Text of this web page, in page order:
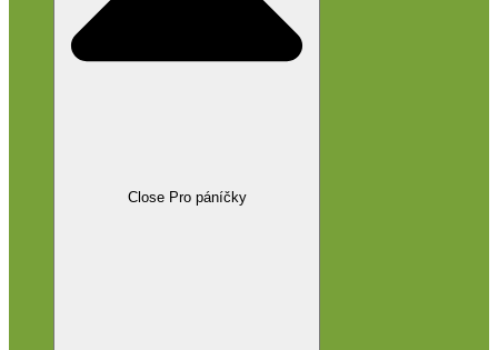
Close Pro páníčky